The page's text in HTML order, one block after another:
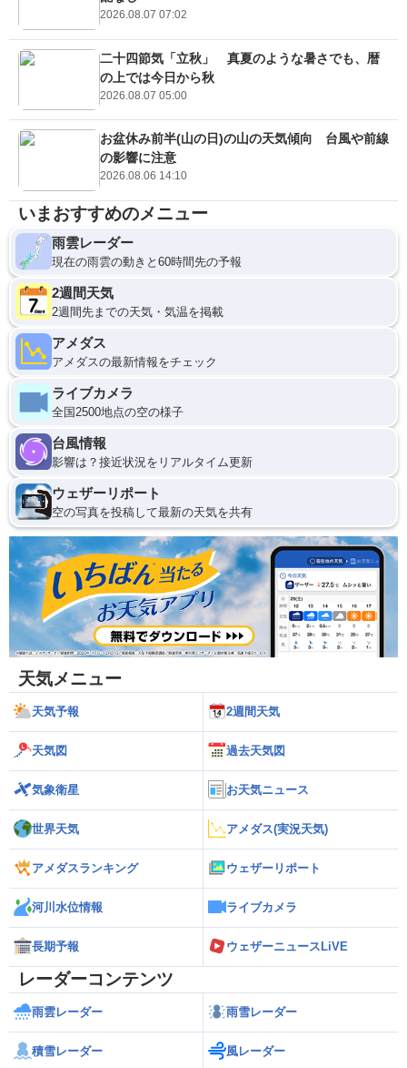
2026.08.07 07:02
二十四節気「立秋」 真夏のような暑さでも、暦
の上では今日から秋
2026.08.07 05:00
お盆休み前半(山の日)の山の天気傾向 台風や前線
の影響に注意
2026.08.06 14:10
いまおすすめのメニュー
雨雲レーダー
現在の雨雲の動きと60時間先の予報
2週間天気
2週間先までの天気・気温を掲載
アメダス
アメダスの最新情報をチェック
ライブカメラ
全国2500地点の空の様子
台風情報
影響は？接近状況をリアルタイム更新
ウェザーリポート
空の写真を投稿して最新の天気を共有
天気メニュー
天気予報 2週間天気
天気図 過去天気図
気象衛星 お天気ニュース
世界天気 アメダス(実況天気)
アメダスランキング ウェザーリポート
河川水位情報 ライブカメラ
長期予報 ウェザーニュースLiVE
レーダーコンテンツ
雨雲レーダー 雨雪レーダー
積雪レーダー 風レーダー